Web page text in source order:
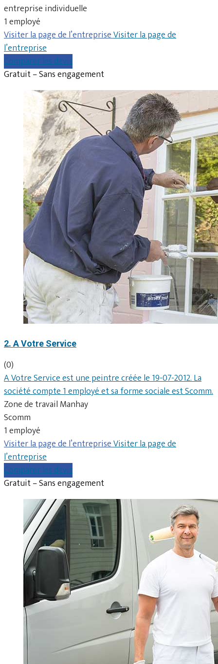
entreprise individuelle
1 employé
Visiter la page de l’entrepriseVisiter la page de
l’entreprise
Comparer les devis
Gratuit – Sans engagement
2. A Votre Service
(0)
A Votre Service est une peintre créée le 19-07-2012. La
société compte 1 employé et sa forme sociale est Scomm.
Zone de travail Manhay
Scomm
1 employé
Visiter la page de l’entrepriseVisiter la page de
l’entreprise
Comparer les devis
Gratuit – Sans engagement